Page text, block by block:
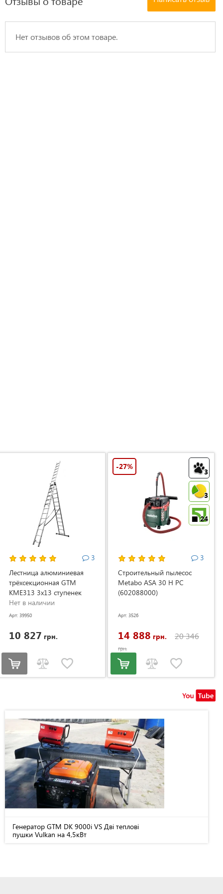
Нет отзывов об этом товаре.
3
Лестница алюминиевая
трёхсекционная GTM
KME313 3x13 ступенек
3.53-8.93м (KME313)
Нет в наличии
Арт: 39950
10 827 грн.
3
3
24
-27%
3
Строительный пылесос
Metabo ASA 30 H PC
(602088000)
Арт: 3526
14 888 грн. 20 346
грн.
Генератор GTM DK 9000i VS Дві теплові
пушки Vulkan на 4,5кВт